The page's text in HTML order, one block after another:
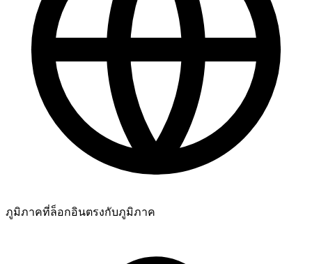
ยอดเยี่ยม! ฉันสามารถติดตามความคืบหน้าแบบสดๆ ได้ไหม?
ยอดเยี่ยมมาก พวกคุณคือที่สุดเลย 🧡
ภูมิภาคที่ล็อกอินตรงกับภูมิภาค